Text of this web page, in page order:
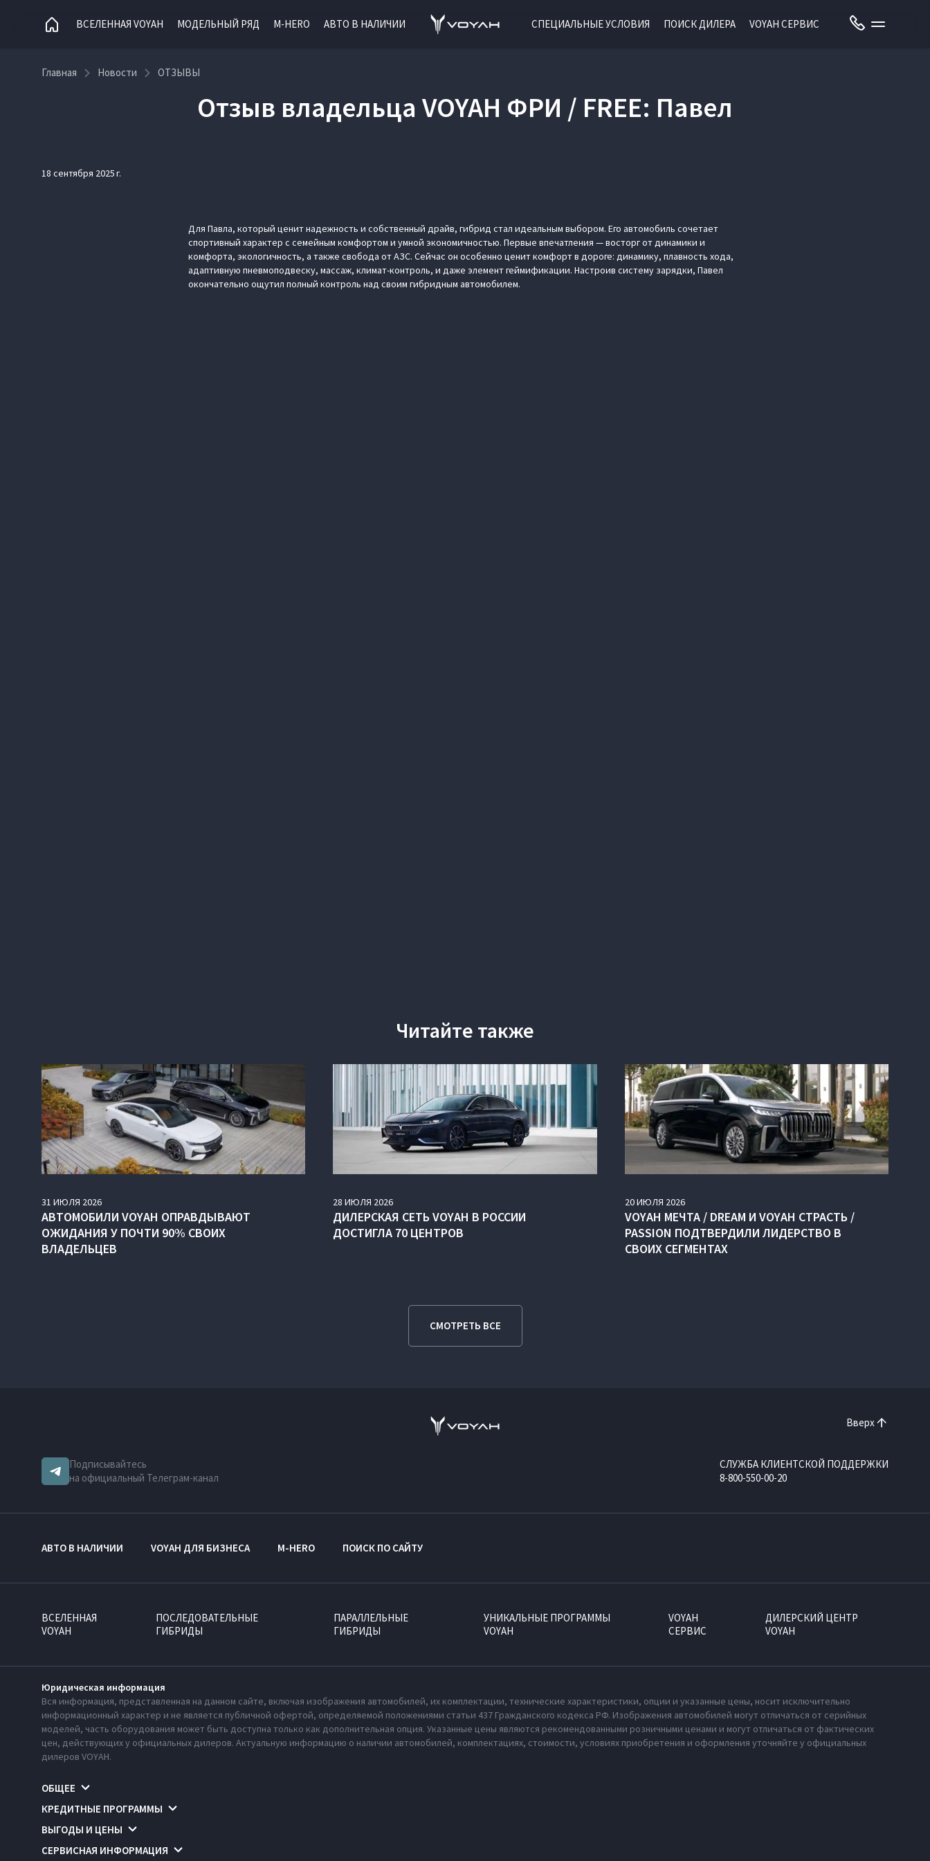
ВСЕЛЕННАЯ VOYAH МОДЕЛЬНЫЙ РЯД M-HERO АВТО В НАЛИЧИИ СПЕЦИАЛЬНЫЕ УСЛОВИЯ ПОИСК ДИЛЕРА VOYAH СЕРВИС
Главная Новости ОТЗЫВЫ
Отзыв владельца VOYAH ФРИ / FREE: Павел
18 сентября 2025 г.
Для Павла, который ценит надежность и собственный драйв, гибрид стал идеальным выбором. Его автомобиль сочетает
спортивный характер с семейным комфортом и умной экономичностью. Первые впечатления — восторг от динамики и
комфорта, экологичность, а также свобода от АЗС. Сейчас он особенно ценит комфорт в дороге: динамику, плавность хода,
адаптивную пневмоподвеску, массаж, климат-контроль, и даже элемент геймификации. Настроив систему зарядки, Павел
окончательно ощутил полный контроль над своим гибридным автомобилем.
Читайте также
31 ИЮЛЯ 2026
АВТОМОБИЛИ VOYAH ОПРАВДЫВАЮТ
ОЖИДАНИЯ У ПОЧТИ 90% СВОИХ
ВЛАДЕЛЬЦЕВ
28 ИЮЛЯ 2026
ДИЛЕРСКАЯ СЕТЬ VOYAH В РОССИИ
ДОСТИГЛА 70 ЦЕНТРОВ
20ИЮЛЯ 2026
VOYAH МЕЧТА / DREAM И VOYAH СТРАСТЬ /
PASSION ПОДТВЕРДИЛИ ЛИДЕРСТВО В
СВОИХ СЕГМЕНТАХ
СМОТРЕТЬ ВСЕ
Вверх
Подписывайтесь
на официальный Телеграм-канал
СЛУЖБА КЛИЕНТСКОЙ ПОДДЕРЖКИ
8-800-550-00-20
АВТО В НАЛИЧИИ VOYAH ДЛЯ БИЗНЕСА M-HERO ПОИСК ПО САЙТУ
ВСЕЛЕННАЯ
VOYAH
ПОСЛЕДОВАТЕЛЬНЫЕ
ГИБРИДЫ
ПАРАЛЛЕЛЬНЫЕ
ГИБРИДЫ
УНИКАЛЬНЫЕ ПРОГРАММЫ
VOYAH
VOYAH
СЕРВИС
ДИЛЕРСКИЙ ЦЕНТР
VOYAH
Юридическая информация
Вся информация, представленная на данном сайте, включая изображения автомобилей, их комплектации, технические характеристики, опции и указанные цены, носит исключительно
информационный характер и не является публичной офертой, определяемой положениями статьи 437 Гражданского кодекса РФ. Изображения автомобилей могут отличаться от серийных
моделей, часть оборудования может быть доступна только как дополнительная опция. Указанные цены являются рекомендованными розничными ценами и могут отличаться от фактических
цен, действующих у официальных дилеров. Актуальную информацию о наличии автомобилей, комплектациях, стоимости, условиях приобретения и оформления уточняйте у официальных
дилеров VOYAH.
ОБЩЕЕ
КРЕДИТНЫЕ ПРОГРАММЫ
ВЫГОДЫ И ЦЕНЫ
СЕРВИСНАЯ ИНФОРМАЦИЯ